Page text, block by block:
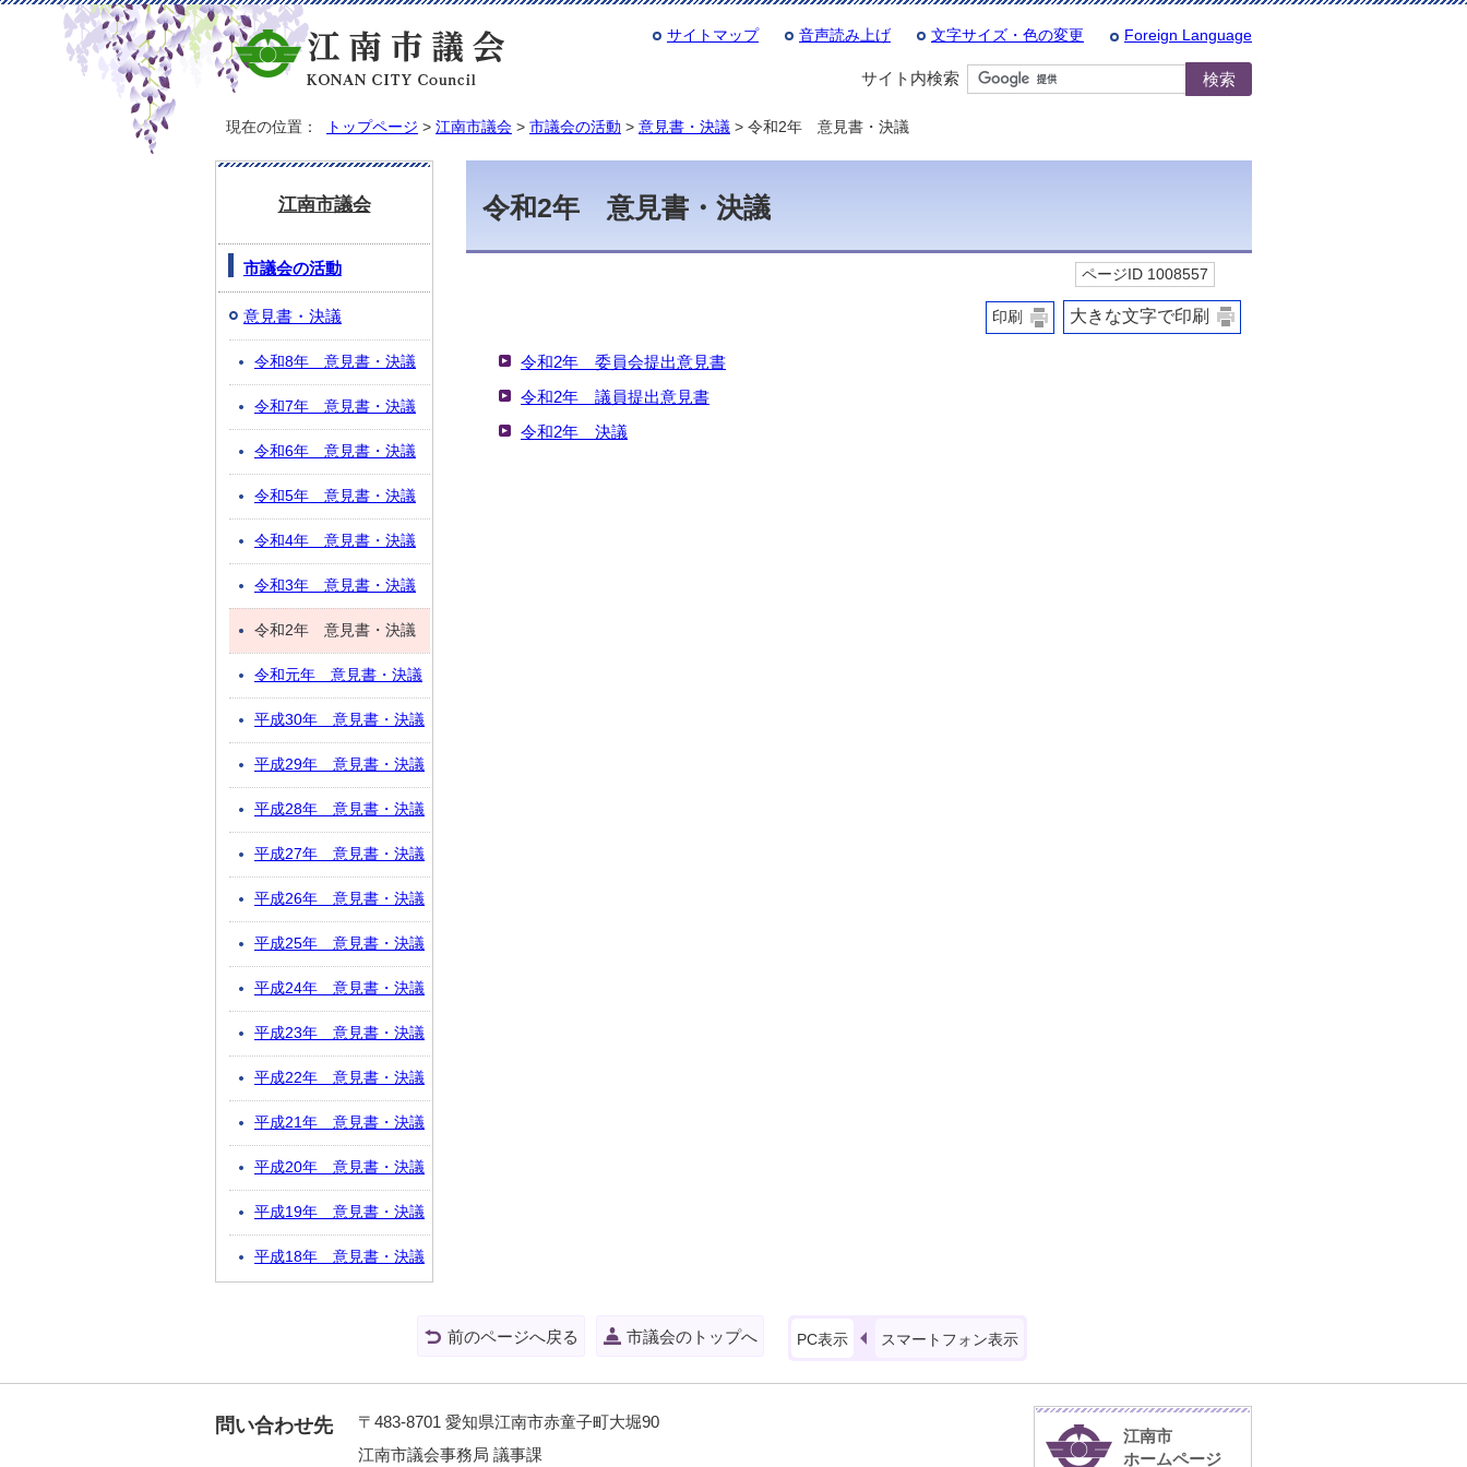
サイトマップ 音声読み上げ 文字サイズ・色の変更 Foreign Language
サイト内検索
現在の位置： トップページ > 江南市議会 > 市議会の活動 > 意見書・決議 > 令和2年 意見書・決議
令和2年 意見書・決議
ページID 1008557
印刷 大きな文字で印刷
令和2年 委員会提出意見書
令和2年 議員提出意見書
令和2年 決議
江南市議会
市議会の活動
意見書・決議
令和8年 意見書・決議
令和7年 意見書・決議
令和6年 意見書・決議
令和5年 意見書・決議
令和4年 意見書・決議
令和3年 意見書・決議
令和2年 意見書・決議
令和元年 意見書・決議
平成30年 意見書・決議
平成29年 意見書・決議
平成28年 意見書・決議
平成27年 意見書・決議
平成26年 意見書・決議
平成25年 意見書・決議
平成24年 意見書・決議
平成23年 意見書・決議
平成22年 意見書・決議
平成21年 意見書・決議
平成20年 意見書・決議
平成19年 意見書・決議
平成18年 意見書・決議
前のページへ戻る 市議会のトップへ PC表示 スマートフォン表示
問い合わせ先
〒483-8701 愛知県江南市赤童子町大堀90
江南市議会事務局 議事課
江南市
ホームページ